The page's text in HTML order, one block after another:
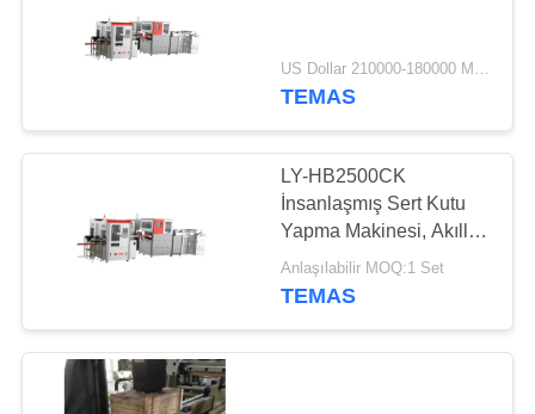
KALITE
BIZIMLE
İLETIŞIM
TEKLIF
ET
US Dollar 210000-180000 MOQ:1 Set
TEMAS
LY-HB2500CK
İnsanlaşmış Sert Kutu
Yapma Makinesi, Akıllı
Yüksek Hızlı Karton
Kutu Yapımı
Anlaşılabilir MOQ:1 Set
TEMAS